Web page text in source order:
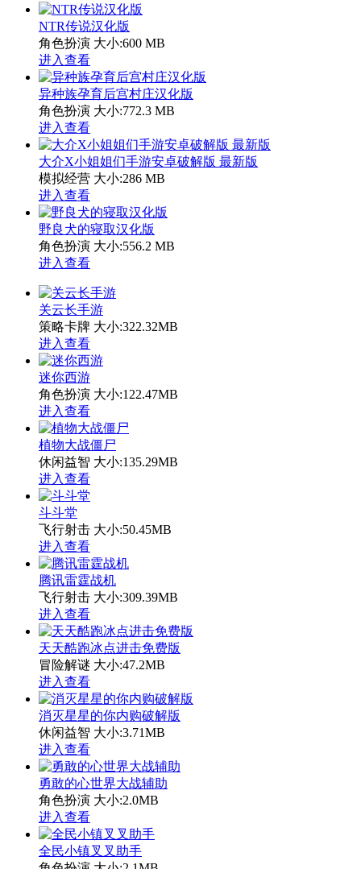
NTR传说汉化版
角色扮演 大小:600 MB
进入查看
异种族孕育后宫村庄汉化版
角色扮演 大小:772.3 MB
进入查看
大介X小姐姐们手游安卓破解版 最新版
模拟经营 大小:286 MB
进入查看
野良犬的寝取汉化版
角色扮演 大小:556.2 MB
进入查看
关云长手游
策略卡牌 大小:322.32MB
进入查看
迷你西游
角色扮演 大小:122.47MB
进入查看
植物大战僵尸
休闲益智 大小:135.29MB
进入查看
斗斗堂
飞行射击 大小:50.45MB
进入查看
腾讯雷霆战机
飞行射击 大小:309.39MB
进入查看
天天酷跑冰点进击免费版
冒险解谜 大小:47.2MB
进入查看
消灭星星的你内购破解版
休闲益智 大小:3.71MB
进入查看
勇敢的心世界大战辅助
角色扮演 大小:2.0MB
进入查看
全民小镇叉叉助手